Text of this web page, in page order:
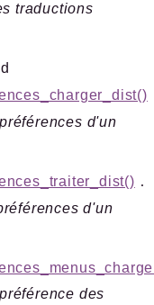
traductions
d'un
: array<string|int, mixed>
d'un
des